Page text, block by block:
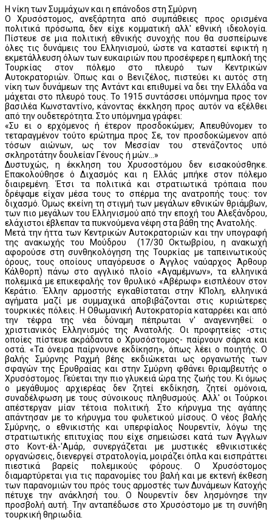
Η νίκη των Συμμάχων και η επάνοδοs στη Σμύρνη
Ο Χρυσόστομος, ανεξάρτητα από συμπάθειες προς ορισμένα
πολιτικά πρόσωπα, δεν είχε κομματική αλλ' εθνική ιδεολογία.
Πίστευε σε μια πολιτική εθνικής συνοχής που θα συσπείρωνε
όλες τις δυνάμεις του Ελληνισμού, ώστε να καταστεί εφικτή η
εκμετάλλευση όλων των ευκαιριών που προσέφερε η εμπλοκή της
Τουρκίας στον πόλεμο στο πλευρό των Κεντρικών
Αυτοκρατοριών. Όπως και ο Βενιζέλος, πιστεύει κι αυτός στη
νίκη των δυνάμεων της Αντάντ και επιθυμεί να δει την Ελλάδα να
μάχεται στο πλευρό τους. Το 1915 συντάσσει υπόμνημα προς τον
βασιλέα Κωνσταντίνο, κάνοντας έκκληση προς αυτόν να εξέλθει
από την ουδετερότητα. Στο υπόμνημα γράφει:
«Συ ει ο ερχόμενος ή έτερον προσδοκώμεν; Απευθύνομεν το
τεταραγμένον τούτο ερώτημα προς Σε, τον προσδοκώμενον από
τόσων αιώνων, ως τον Μεσσίαν του στενάζοντος υπό
σκληροτάτην δουλείαν Γένους ή μών...»
Δυστυχώς, η έκκληση του Χρυσοστόμου δεν εισακούσθηκε.
Επακολούθησε ό Διχασμός και η Ελλάς μπήκε στον πόλεμο
διαιρεμένη. Έτσι τα πολιτικά και στρατιωτικά τρόπαια που
δρέψαμε είχαν μέσα τους το σπέρμα της ανατροπής τους: τον
διχασμό. Όμως εκείνη τη στιγμή των μεγάλων εθνικών θριάμβων,
των πιο μεγάλων του Ελληνισμού από την εποχή του Αλεξάνδρου,
ελάχιστοι έβλεπαν τα πυκνούμενα νέφη στα βάθη της Ανατολής.
Μετά την ήττα των Κεντρικών Αυτοκρατοριών και την υπογραφή
της ανακωχής του Μούδρου (17/30 Οκτωβρίου, η ανακωχή
αφορούσε στη συνθηκολόγηση της Τουρκίας με ταπεινωτικούς
όρους, τους οποίους υπαγόρευσε ο Άγγλος ναύαρχος Άρθουρ
Κάλθορπ) πάνω στο αγγλικό πλοίο «Αγαμέμνων», τα ελληνικά
πολεμικά με επικεφαλής τον θρυλικό «Αβέρωφ» εισπλέουν στον
Κεράτιο. Έλλην αρμοστής εγκαθίσταται στην ΚΠολη, ελληνικά
αγήματα μαζί με συμμαχικά αποβιβάζονται στις κυριώτερες
τουρκικές πόλεις. Η Οθωμανική Αυτοκρατορία καταρρέει και από
την τέφρα της νέα δύναμη πέπρωται ν' αναγεννηθεί: ο
χριστιανικός Ελληνισμός της Ανατολής. Οι προφητείες -στις
οποίες πίστευε ακράδαντα ο Χρυσόστομος- παίρνουν σάρκα και
οστά. «Τα όνειρα παίρνουνε εκδίκηση», όπως λέει ο ποιητής. Ο
βαλής Σμύρνης Ραχμή βέης εκδιώκεται ως οργανωτής των
σφαγών της Ερυθραίας και στην Σμύρνη φθάνει θριαμβευτής ο
Χρυσόστομος. Γεύεται την πιο γλυκειά ώρα της ζωής του. Κι όμως
ο μεγάθυμος αρχιερέας δεν ζητεί εκδίκηση, ζητεί ομόνοια,
συναδέλφωση με τους σύνοικους πληθυσμούς. Αλλ' οι Τούρκοι
απέστεργαν μίαν τέτοια πολιτική. Στο κήρυγμα της αγάπης
απάντησαν με το κήρυγμα του φυλετικού μίσους. Ο νέος βαλής
Σμύρνης, ο εθνικιστής και υπερφίαλος Νουρεντίν, λόγω της
στρατιωτικής επιτυχίας που είχε σημειώσει κατά των Άγγλων
στο Κοντ-έλ-'Αμάρ, συνεργάζεται με μυστικές εθνικιστικές
οργανώσεις, διενεργεί στρατολογία, μοιράζει όπλα και εισπράττει
πιεστικά βαρείς πολεμικούς φόρους. Ο Χρυσόστομος
διαμαρτύρεται για τις παρανομίες του βαλή και με εκτενή έκθεση
των παρανομιών του πρός τους αρμοστές των Δυνάμεων Κατοχής
πέτυχε την ανάκλησή του. Ο Νουρεντίν δεν λησμόνησε την
προσβολή αυτή. Την ανταπέδωσε στο Χρυσόστομο με τη συνήθη
τουρκική θηριωδία.